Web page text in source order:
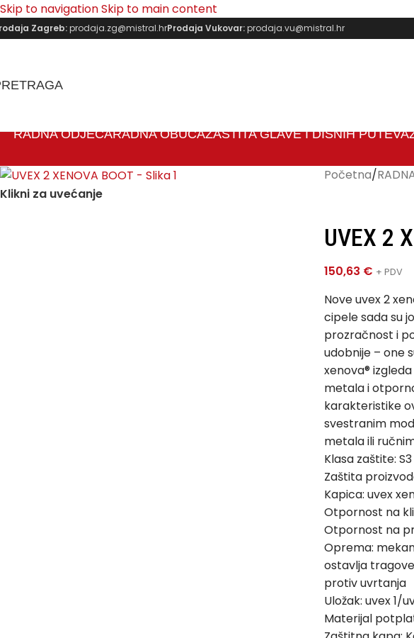
Skip to navigationSkip to main content
Zagreb:prodaja.zg@mistral.hrProdaja Vukovar:prodaja.vu@mistral.hr
RADNA ODJEĆARADNA OBUĆAZAŠTITA GLAVE I DIŠNIH PUTEVA
Klikni za uvećanje
Početna/
UVEX 2
150,63 € + PDV
Nove uvex 2
cipele sada su
prozračnost i
udobnije – one
xenova®
metala i
karakteristike
svestranim
metala ili
Klasa zaštite: S3
Zaštita
Kapica: uvex
Otpornost na
Otpornost na
Oprema:
ostavlja
protiv uvrtanja
Uložak: uvex 1/
Materijal